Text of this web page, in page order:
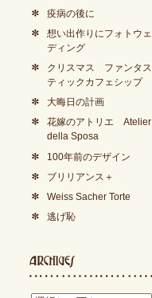
疫病の後に
想い出作りにフォトウェ
ディング
クリスマス ファンタス
ティックカフェシップ
大晦日の計画
花嫁のアトリエ Atelier
della Sposa
100年前のデザイン
ブリリアンス＋
Weiss Sacher Torte
逃げ恥